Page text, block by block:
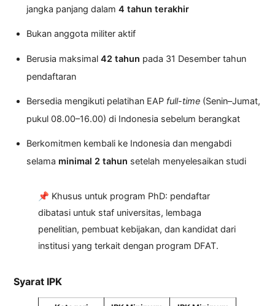
jangka panjang dalam4 tahun terakhir
Bukan anggota militer aktif
Berusia maksimal42 tahun pada 31 Desember tahun
pendaftaran
Bersedia mengikuti pelatihan EAP full-time (Senin–Jumat,
pukul 08.00–16.00) di Indonesia sebelum berangkat
Berkomitmen kembali ke Indonesia dan mengabdi
selama minimal 2 tahun setelah menyelesaikan studi
📌 Khusus untuk program PhD: pendaftar
dibatasi untuk staf universitas, lembaga
penelitian, pembuat kebijakan, dan kandidat dari
institusi yang terkait dengan program DFAT.
Syarat IPK